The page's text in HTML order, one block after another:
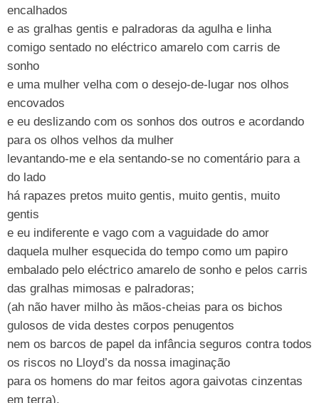
encalhados
e as gralhas gentis e palradoras da agulha e linha
comigo sentado no eléctrico amarelo com carris de
sonho
e uma mulher velha com o desejo-de-lugar nos olhos
encovados
e eu deslizando com os sonhos dos outros e acordando
para os olhos velhos da mulher
levantando-me e ela sentando-se no comentário para a
do lado
há rapazes pretos muito gentis, muito gentis, muito
gentis
e eu indiferente e vago com a vaguidade do amor
daquela mulher esquecida do tempo como um papiro
embalado pelo eléctrico amarelo de sonho e pelos carris
das gralhas mimosas e palradoras;
(ah não haver milho às mãos-cheias para os bichos
gulosos de vida destes corpos penugentos
nem os barcos de papel da infância seguros contra todos
os riscos no Lloyd’s da nossa imaginação
para os homens do mar feitos agora gaivotas cinzentas
em terra).